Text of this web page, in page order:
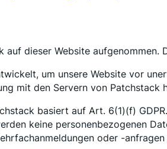
auf dieser Website aufgenommen.
um unsere Website vor
mit den Servern von
basiert auf Art. 6(1)(f)
keine personenbezogenen
oder -